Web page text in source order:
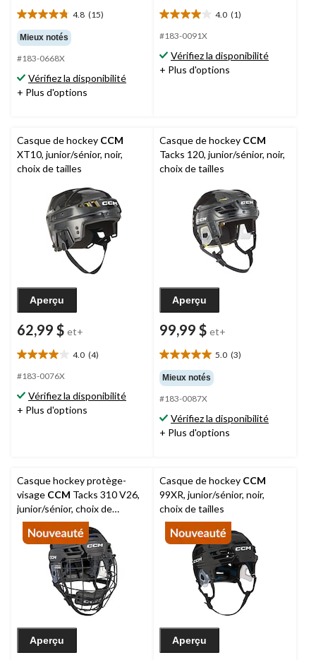
4.8 (15)
4.8
étoile(s)
sur
5.
15
évaluations
Mieux notés
#183-0668X
Vérifiez la disponibilité
+ Plus d'options
4.0 (1)
4.0
étoile(s)
5.
1
#183-0091X
Vérifiez la disponibilité
+ Plus d'options
Casque de hockey CCM
XT10, junior/sénior, noir,
choix de tailles
Aperçu
62,99 $ et+
4.0 (4)
4.0
étoile(s)
5.
4
#183-0076X
Vérifiez la disponibilité
+ Plus d'options
Casque de hockey CCM
Tacks 120, junior/sénior, noir,
choix de tailles
Aperçu
99,99 $ et+
5.0 (3)
5.0
étoile(s)
sur
5.
3
évaluations
Mieux notés
#183-0087X
Vérifiez la disponibilité
+ Plus d'options
Casque hockey protège-
visage CCM Tacks 310 V26,
junior/sénior, choix de
couleurs et de tailles
Aperçu
Casque de hockey CCM
99XR, junior/sénior, noir,
choix de tailles
Aperçu